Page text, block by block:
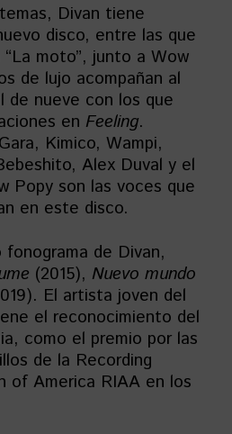
Divan tiene
disco, entre las que
moto”, junto a Wow
de lujo acompañan al
de nueve con los que
en Feeling.
Kimico, Wampi,
Alex Duval y el
Popy son las voces que
en este disco.
de Divan,
(2015), Nuevo mundo
El artista joven del
el reconocimiento del
como el premio por las
de la Recording
of America RIAA en los